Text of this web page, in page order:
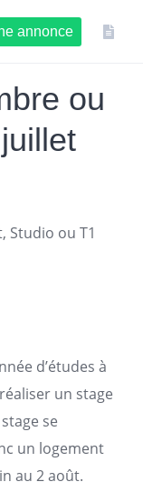
annonce
ou
Studio ou T1
d’études à
un stage
se
un logement
au 2 août.